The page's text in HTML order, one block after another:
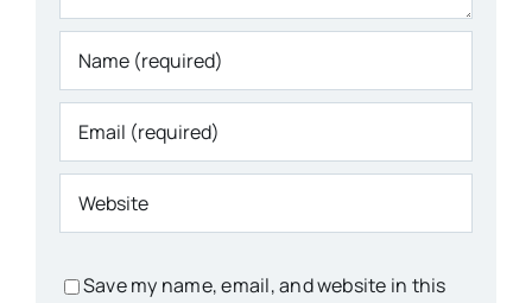
Save my name, email, and website in this